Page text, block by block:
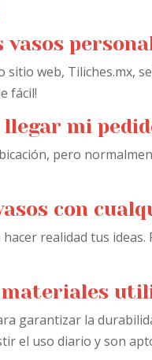
vasos
web, Tiliches.mx,
fácil!
mi
pero
con
realidad tus ideas.
materiales
garantizar la
el uso diario y son